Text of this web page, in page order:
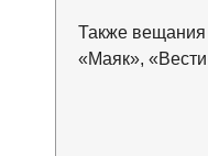
Также
«Маяк»,